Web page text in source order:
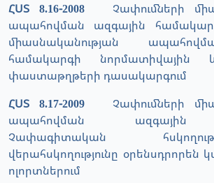
ՀՍՏ 8.16-2008 Չափումների
ապահովման ազգային
միասնականության
համակարգի նորմատիվային
փաստաթղթերի դասակարգում
ՀՍՏ 8.17-2009 Չափումների
ապահովման ազգային
Չափագիտական
վերահսկողությունը
ոլորտներում